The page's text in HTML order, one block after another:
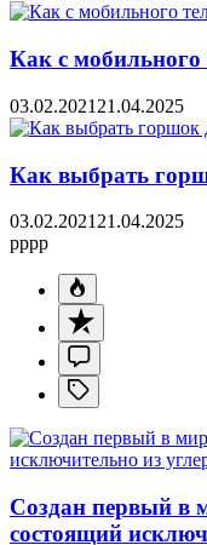
Как с
03.02.2021 21.04.2025
Как выбрать
03.02.2021 21.04.2025
pppp
Создан первый в
состоящий